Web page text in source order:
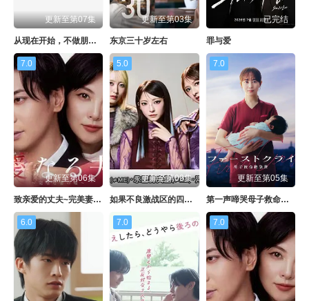
更新至第07集
从现在开始，不做朋友了吧。
更新至第03集
东京三十岁左右
已完结
罪与爱
7.0
更新至第06集
致亲爱的丈夫~完美妻子的谎言~
5.0
更新至第09集
如果不良激战区的四天王转生成了偶像团体？
7.0
更新至第05集
第一声啼哭母子救命急救班
6.0 7.0 7.0